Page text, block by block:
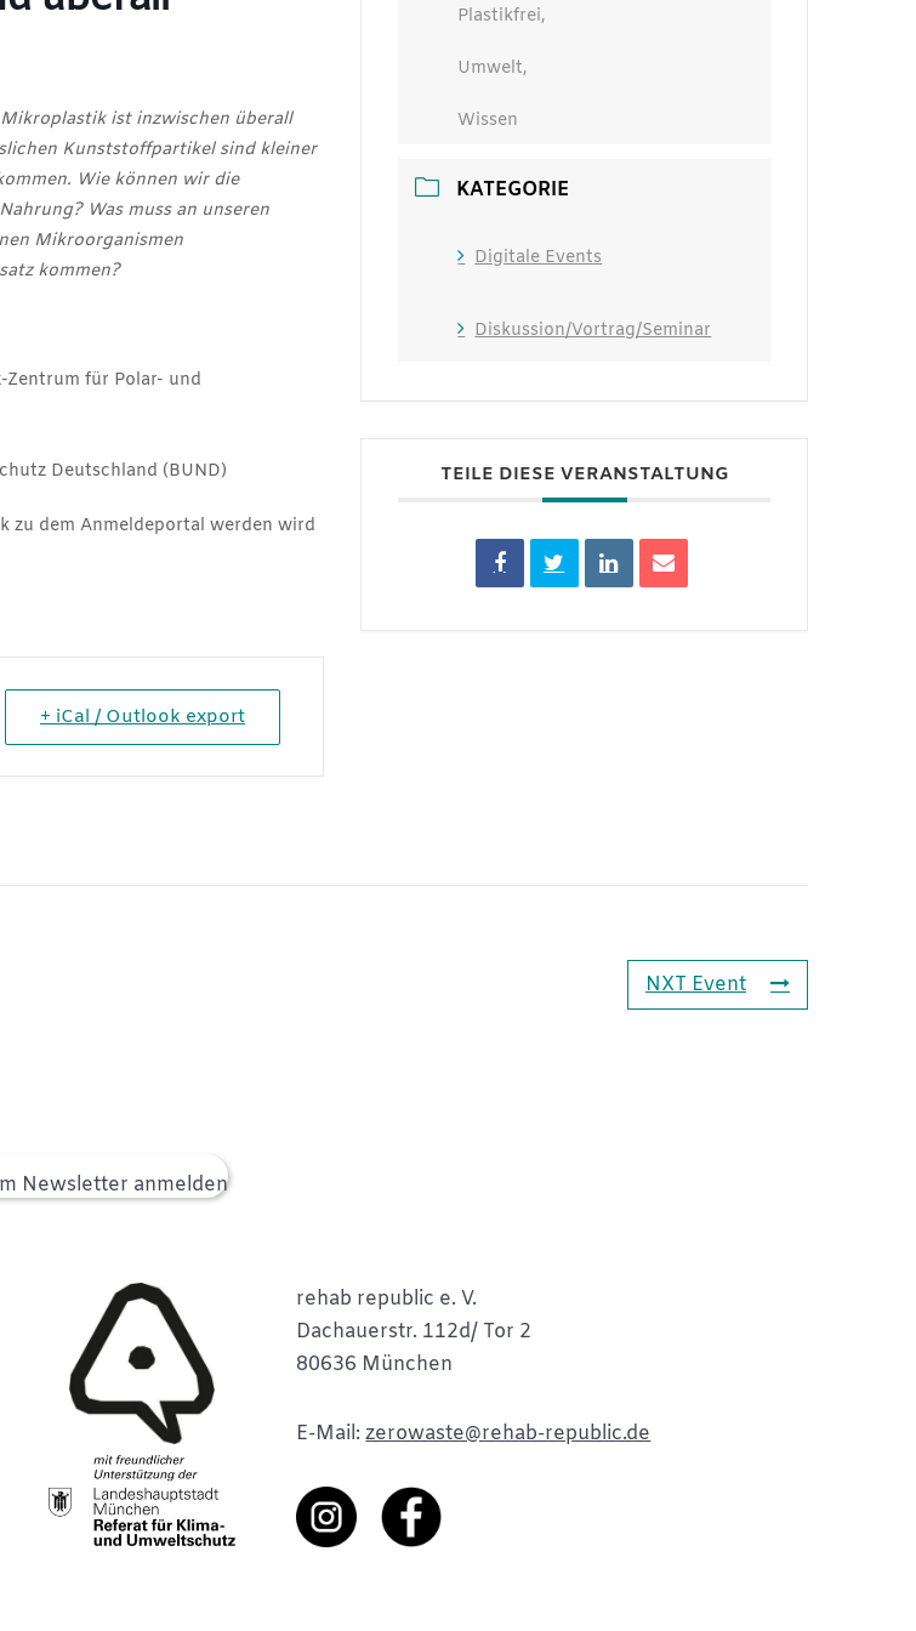
ist inzwischen überall
Kunststoffpartikel sind kleiner
Wie können wir die
Was muss an unseren
Mikroorganismen
kommen?
für Polar- und
Deutschland (BUND)
zu dem Anmeldeportal werden wird
+ iCal / Outlook export
Plastikfrei,
Umwelt,
Wissen
KATEGORIE
Digitale Events
Diskussion/Vortrag/Seminar
TEILE DIESE VERANSTALTUNG
NXT Event
Newsletter anmelden
rehab republic e. V.
Dachauerstr. 112d/ Tor 2
80636 München
E-Mail:zerowaste@rehab-republic.de